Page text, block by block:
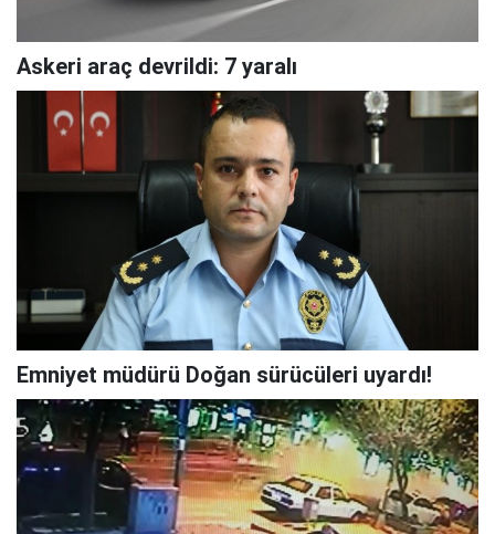
Askeri araç devrildi: 7 yaralı
Emniyet müdürü Doğan sürücüleri uyardı!